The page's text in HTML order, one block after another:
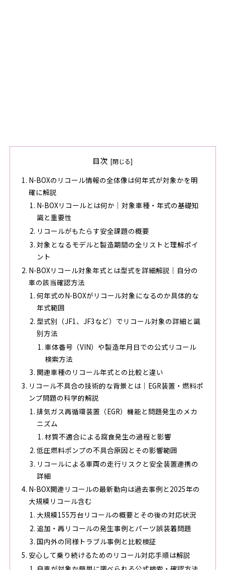
目次
N-BOXのリコール情報の全体像は何年式が対象かを明
確に解説
N-BOXリコールとは何か｜対象車種・年式の基礎知
識と重要性
リコールがもたらす安全課題の概要
対象となるモデルと製造期間の全リストと理解ポイ
ント
N-BOXリコール対象年式とは型式を詳細解説｜自分の
車の該当確認方法
何年式のN-BOXがリコール対象になるのか具体的な
年式範囲
型式別（JF1、JF3など）でリコール対象の詳細と識
別方法
車体番号（VIN）や製造年月日での公式リコール
検索方法
関連車種のリコール年式との比較と違い
リコール不具合の技術的な背景とは｜EGR装置・燃料ポ
ンプ問題の科学的解説
排気ガス再循環装置（EGR）機能と問題発生のメカ
ニズム
材質不適合による腐食発生の過程と影響
低圧燃料ポンプの不具合原因とその影響範囲
リコールによる車両の走行リスクと安全装置連携の
詳細
N-BOX関連リコールの最新動向は過去事例と2025年の
大規模リコール含む
大規模155万台リコールの概要とその後の対応状況
追加・再リコールの発生事例とパーツ誤装着問題
国内外の同様トラブル事例と比較検証
安心して乗り続けるためのリコール対応手順は解説